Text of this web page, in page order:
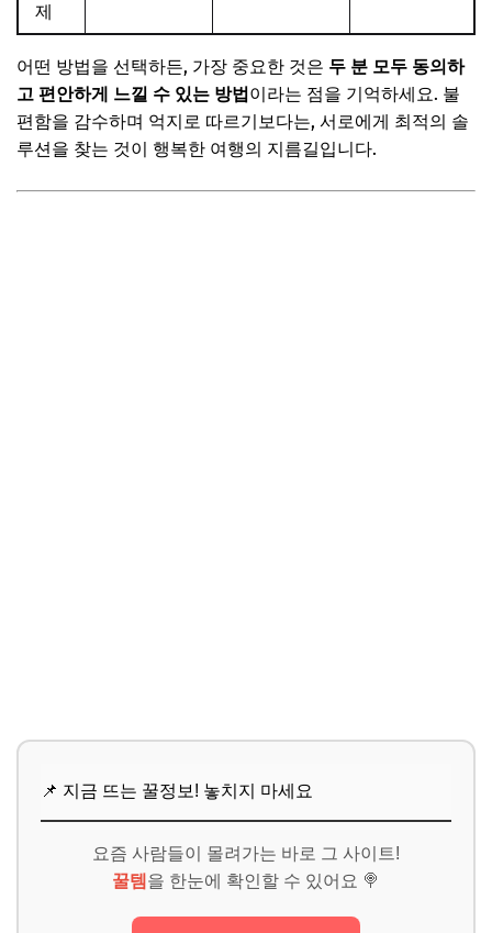
제
어떤 방법을 선택하든, 가장 중요한 것은 두 분 모두 동의하
고 편안하게 느낄 수 있는 방법이라는 점을 기억하세요. 불
편함을 감수하며 억지로 따르기보다는, 서로에게 최적의 솔
루션을 찾는 것이 행복한 여행의 지름길입니다.
📌 지금 뜨는 꿀정보! 놓치지 마세요
요즘 사람들이 몰려가는 바로 그 사이트!
꿀템 을 한눈에 확인할 수 있어요 🍭